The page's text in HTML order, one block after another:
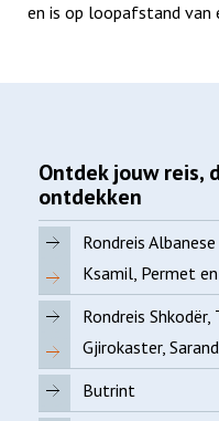
en is op loopafstand van
Ontdek jouw reis,
ontdekken
Rondreis
Ksamil, Permet
Rondreis
Gjirokaster,
Butrint